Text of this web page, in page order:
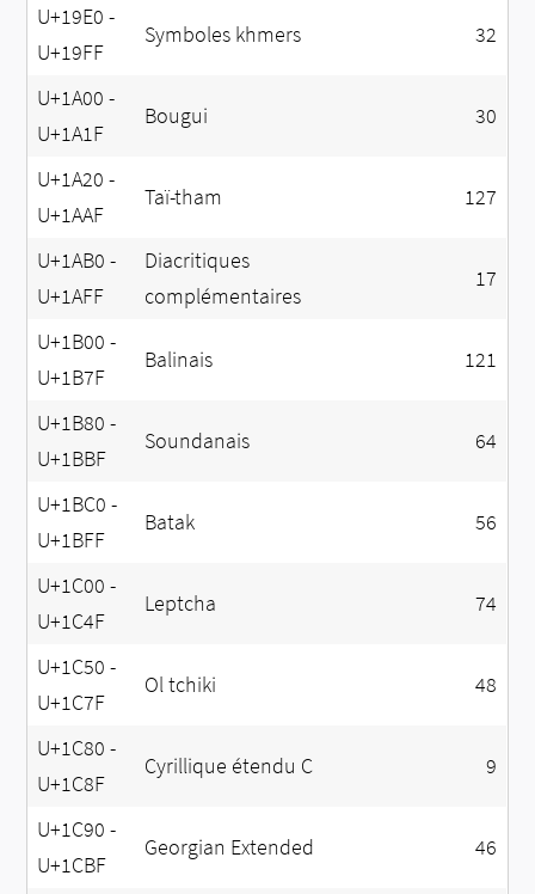
U+19E0 -
U+19FF
Symboles khmers 32
U+1A00 -
U+1A1F
Bougui 30
U+1A20 -
U+1AAF
Taï-tham 127
U+1AB0 -
U+1AFF
Diacritiques
complémentaires
17
U+1B00 -
U+1B7F
Balinais 121
U+1B80 -
U+1BBF
Soundanais 64
U+1BC0 -
U+1BFF
Batak 56
U+1C00 -
U+1C4F
Leptcha 74
U+1C50 -
U+1C7F
Ol tchiki 48
U+1C80 -
U+1C8F
Cyrillique étendu C 9
U+1C90 -
U+1CBF
Georgian Extended 46